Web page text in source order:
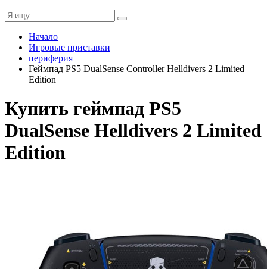
Начало
Игровые приставки
периферия
Геймпад PS5 DualSense Controller Helldivers 2 Limited
Edition
Купить геймпад PS5
DualSense Helldivers 2 Limited
Edition